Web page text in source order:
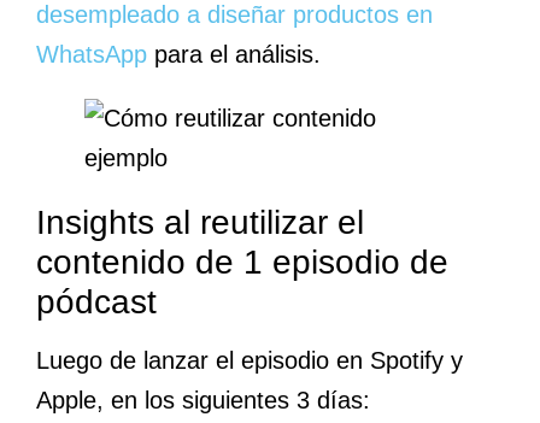
desempleado a diseñar productos en
WhatsApp para el análisis.
Insights al reutilizar el
contenido de 1 episodio de
pódcast
Luego de lanzar el episodio en Spotify y
Apple, en los siguientes 3 días: